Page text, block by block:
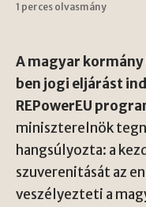
1 perces olvasmány
A magyar
ben jogi eljárást
REPowerEU
miniszterelnök
hangsúlyozta: a
szuverenitását az
veszélyezteti a